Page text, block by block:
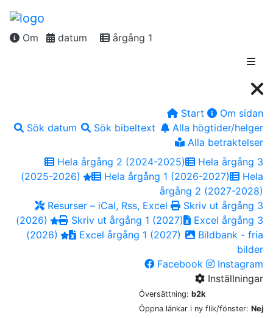
Om datum årgång 1
Start
Om sidan
Sök datum
Sök bibeltext
Alla högtider/helger
Alla betraktelser
Hela årgång 2 (2024-2025)
Hela årgång 3
(2025-2026)
Hela årgång 1 (2026-2027)
Hela
årgång 2 (2027-2028)
Resurser – iCal, Rss, Excel
Skriv ut årgång 3
(2026)
Skriv ut årgång 1 (2027)
Excel årgång 3
(2026)
Excel årgång 1 (2027)
Bildbank - fria
bilder
Facebook
Instagram
Inställningar
Översättning: b2k
Öppna länkar i ny flik/fönster: Nej